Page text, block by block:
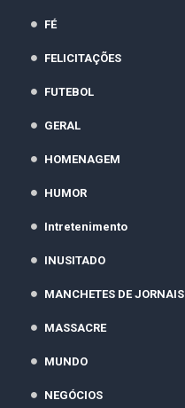
FÉ
FELICITAÇÕES
FUTEBOL
GERAL
HOMENAGEM
HUMOR
Intretenimento
INUSITADO
MANCHETES DE JORNAIS
MASSACRE
MUNDO
NEGÓCIOS